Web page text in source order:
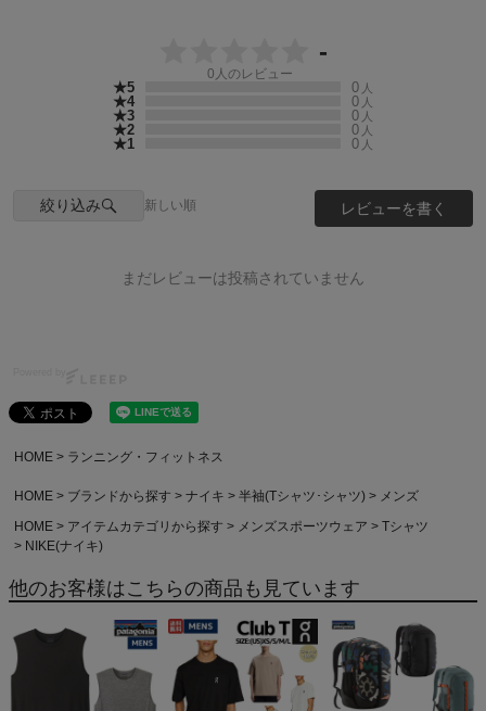
-
0 人のレビュー
★5 0 人
★4 0 人
★3 0 人
★2 0 人
★1 0 人
絞り込み 新しい順 レビューを書く
まだレビューは投稿されていません
HOME ランニング・フィットネス
HOME ブランドから探す ナイキ 半袖(Tシャツ･シャツ)
メンズ
HOME
アイテムカテゴリから探す メンズスポーツウェア
Tシャツ
NIKE(ナイキ)
他のお客様はこちらの商品も見ています